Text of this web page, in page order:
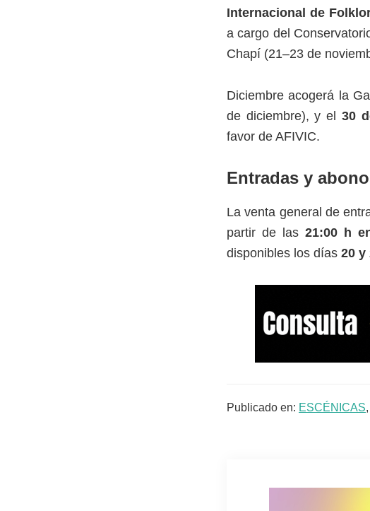
Internacional de
a cargo del
Chapí (21–23 de
Diciembre acogerá la
de diciembre), y el 30
favor de AFIVIC.
Entradas y
La venta general de
partir de las 21:00 h
disponibles los días 20 y
Publicado en: ESCÉNICAS,